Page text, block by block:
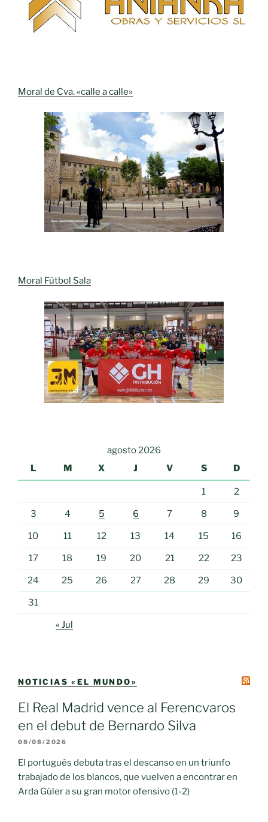
Moral de Cva. «calle a calle»
Moral Fútbol Sala
agosto 2026
L
M X J V S D
1 2
3 4 5 6 7 8 9
10 11 12 13 14 15 16
17 18 19 20 21 22 23
24 25 26 27 28 29 30
31
« Jul
NOTICIAS «EL MUNDO»
El Real Madrid vence al Ferencvaros
en el debut de Bernardo Silva
08/08/2026
El portugués debuta tras el descanso en un triunfo
trabajado de los blancos, que vuelven a encontrar en
Arda Güler a su gran motor ofensivo (1-2)